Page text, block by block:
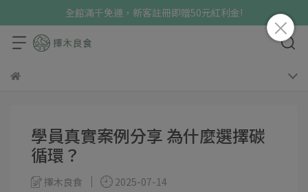
全館滿千免運，新客註冊即贈50元紅利金!
學員真實案例分享 為什麼選擇碳
循環？
擇木良食 2025-07-14